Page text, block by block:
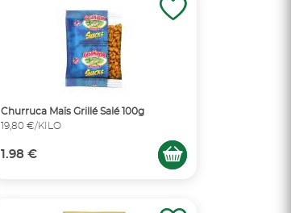
Churruca Maïs Grillé Salé 100g
19,80 €/KILO
1.98 €